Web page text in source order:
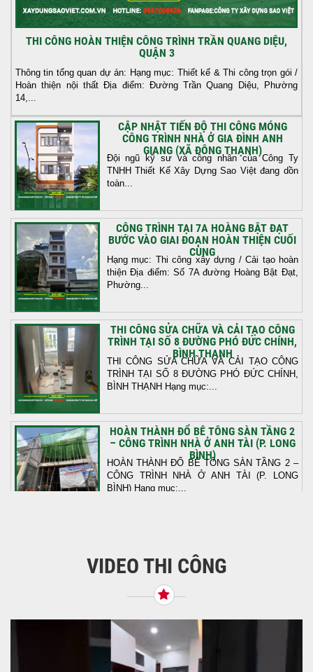
THI CÔNG HOÀN THIỆN CÔNG TRÌNH TRẦN QUANG DIỆU,
QUẬN 3
Thông tin tổng quan dự án: Hạng mục: Thiết kế & Thi công trọn gói /
Hoàn thiện nội thất Địa điểm: Đường Trần Quang Diệu, Phường
14,...
CẬP NHẬT TIẾN ĐỘ THI CÔNG MÓNG
CÔNG TRÌNH NHÀ Ở GIA ĐÌNH ANH
GIANG (XÃ ĐÔNG THẠNH)
Đội ngũ kỹ sư và công nhân của Công Ty
TNHH Thiết Kế Xây Dựng Sao Việt đang dồn
toàn...
CÔNG TRÌNH TẠI 7A HOÀNG BẬT ĐẠT
BƯỚC VÀO GIAI ĐOẠN HOÀN THIỆN CUỐI
CÙNG
Hạng mục: Thi công xây dựng / Cải tạo hoàn
thiện Địa điểm: Số 7A đường Hoàng Bật Đạt,
Phường...
THI CÔNG SỬA CHỮA VÀ CẢI TẠO CÔNG
TRÌNH TẠI SỐ 8 ĐƯỜNG PHÓ ĐỨC CHÍNH,
BÌNH THẠNH
THI CÔNG SỬA CHỮA VÀ CẢI TẠO CÔNG
TRÌNH TẠI SỐ 8 ĐƯỜNG PHÓ ĐỨC CHÍNH,
BÌNH THẠNH Hạng mục:...
HOÀN THÀNH ĐỔ BÊ TÔNG SÀN TẦNG 2
– CÔNG TRÌNH NHÀ Ở ANH TÀI (P. LONG
BÌNH)
HOÀN THÀNH ĐỔ BÊ TÔNG SÀN TẦNG 2 –
CÔNG TRÌNH NHÀ Ở ANH TÀI (P. LONG
BÌNH) Hạng mục:...
Tiếp nối sự tin tưởng từ quý khách hàng, vừa
qua Công Ty TNHH Thiết Kế Xây Dựng Sao
NHẬN CHÌA KHÓA – TRAO TỔ ẤM MỚI
TẠI PHƯỜNG AN LẠC
Địa điểm: Đường Lâm Hoành, phường An
VIDEO THI CÔNG